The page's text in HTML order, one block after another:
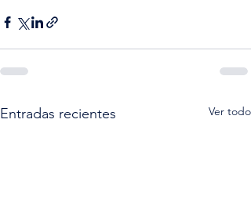
Entradas recientes Ver todo